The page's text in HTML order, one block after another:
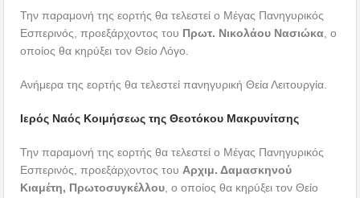
Την παραμονή της εορτής θα τελεστεί ο Μέγας Πανηγυρικός
Εσπερινός, προεξάρχοντος του Πρωτ. Νικολάου Νασιώκα , ο
οποίος θα κηρύξει τον Θείο Λόγο.
Ανήμερα της εορτής θα τελεστεί πανηγυρική Θεία Λειτουργία.
Ιερός Ναός Κοιμήσεως της Θεοτόκου Μακρυνίτσης
Την παραμονή της εορτής θα τελεστεί ο Μέγας Πανηγυρικός
Εσπερινός, προεξάρχοντος του Αρχιμ. Δαμασκηνού
Κιαμέτη, Πρωτοσυγκέλλου , ο οποίος θα κηρύξει τον Θείο